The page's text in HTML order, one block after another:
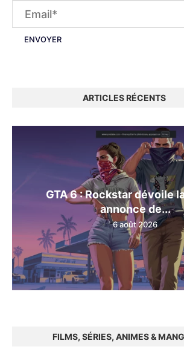
ARTICLES RÉCENTS
GTA 6 : Rockstar dévoile
annonce de...
6 août 2026
FILMS, SÉRIES, ANIMES &